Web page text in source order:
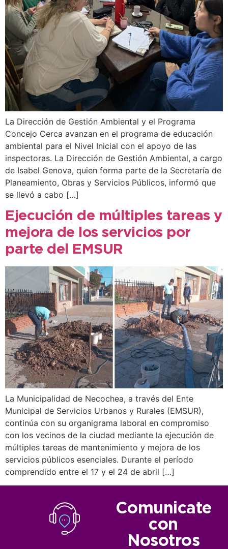
La Dirección de Gestión Ambiental y el Programa
Concejo Cerca avanzan en el programa de educación
ambiental para el Nivel Inicial con el apoyo de las
inspectoras. La Dirección de Gestión Ambiental, a cargo
de Isabel Genova, quien forma parte de la Secretaría de
Planeamiento, Obras y Servicios Públicos, informó que
se llevó a cabo […]
Ejecución de múltiples tareas y
mejora de los servicios por
parte del EMSUR
La Municipalidad de Necochea, a través del Ente
Municipal de Servicios Urbanos y Rurales (EMSUR),
continúa con su organigrama laboral en compromiso
con los vecinos de la ciudad mediante la ejecución de
múltiples tareas de mantenimiento y mejora de los
servicios públicos esenciales. Durante el período
comprendido entre el 17 y el 24 de abril […]
Comunicate
con
Nosotros